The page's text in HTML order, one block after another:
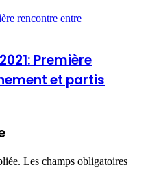
rencontre entre
Première
et partis
Les champs obligatoires